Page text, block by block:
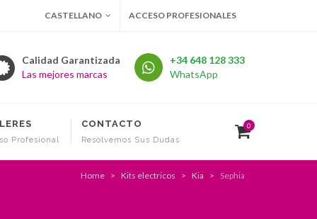
CASTELLANO ACCESO PROFESIONALES
Calidad Garantizada
Las mejores marcas
+34 648 128 333
WhatsApp
Profesional
CONTACTO
Resolvemos Sus Dudas
0
Home Kits electricos Kia Sephia